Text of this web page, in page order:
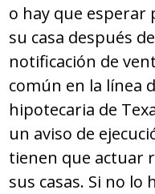
o hay que esperar
su casa después
notificación de
común en la línea
hipotecaria de
un aviso de
tienen que actuar
sus casas. Si no lo